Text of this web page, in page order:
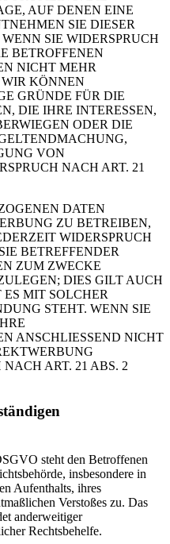
AUF DENEN EINE
SIE DIESER
SIE WIDERSPRUCH
BETROFFENEN
NICHT MEHR
KÖNNEN
GRÜNDE FÜR DIE
DIE IHRE INTERESSEN,
ODER DIE
VON
NACH ART. 21
DATEN
ZU BETREIBEN,
WIDERSPRUCH
BETREFFENDER
ZUM ZWECKE
DIES GILT AUCH
MIT SOLCHER
STEHT. WENN SIE
ANSCHLIESSEND NICHT
ART. 21 ABS. 2
steht den Betroffenen
insbesondere in
Aufenthalts, ihres
Verstoßes zu. Das
anderweitiger
Rechtsbehelfe.